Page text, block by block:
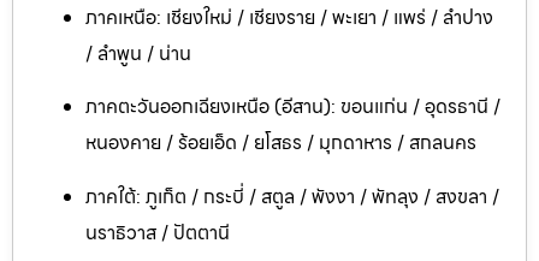
ภาคเหนือ: เชียงใหม่ / เชียงราย / พะเยา / แพร่ / ลำปาง
/ ลำพูน / น่าน
ภาคตะวันออกเฉียงเหนือ (อีสาน): ขอนแก่น / อุดรธานี /
หนองคาย / ร้อยเอ็ด / ยโสธร / มุกดาหาร / สกลนคร
ภาคใต้: ภูเก็ต / กระบี่ / สตูล / พังงา / พัทลุง / สงขลา /
นราธิวาส / ปัตตานี